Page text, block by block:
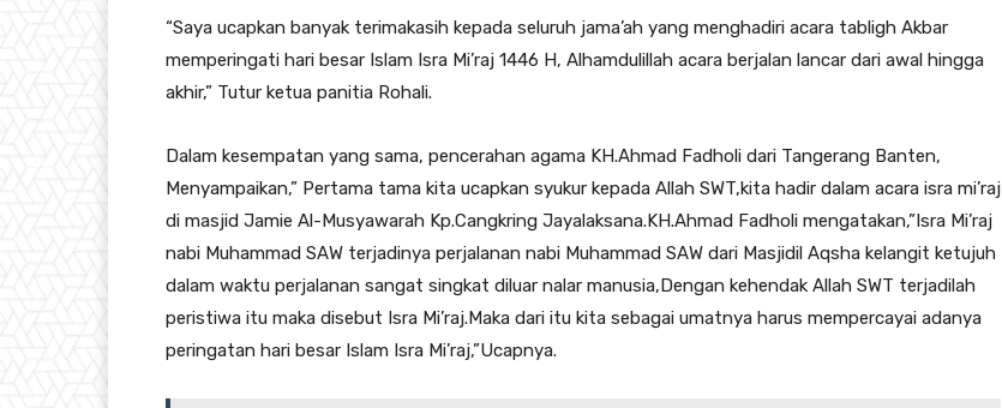
“Saya ucapkan banyak terimakasih kepada seluruh jama’ah yang menghadiri acara tabligh Akbar
memperingati hari besar Islam Isra Mi’raj 1446 H, Alhamdulillah acara berjalan lancar dari awal hingga
akhir,” Tutur ketua panitia Rohali.
Dalam kesempatan yang sama, pencerahan agama KH.Ahmad Fadholi dari Tangerang Banten,
Menyampaikan,” Pertama tama kita ucapkan syukur kepada Allah SWT,kita hadir dalam acara isra mi’raj
di masjid Jamie Al-Musyawarah Kp.Cangkring Jayalaksana.KH.Ahmad Fadholi mengatakan,”Isra Mi’raj
nabi Muhammad SAW terjadinya perjalanan nabi Muhammad SAW dari Masjidil Aqsha kelangit ketujuh
dalam waktu perjalanan sangat singkat diluar nalar manusia,Dengan kehendak Allah SWT terjadilah
peristiwa itu maka disebut Isra Mi’raj.Maka dari itu kita sebagai umatnya harus mempercayai adanya
peringatan hari besar Islam Isra Mi’raj,”Ucapnya.